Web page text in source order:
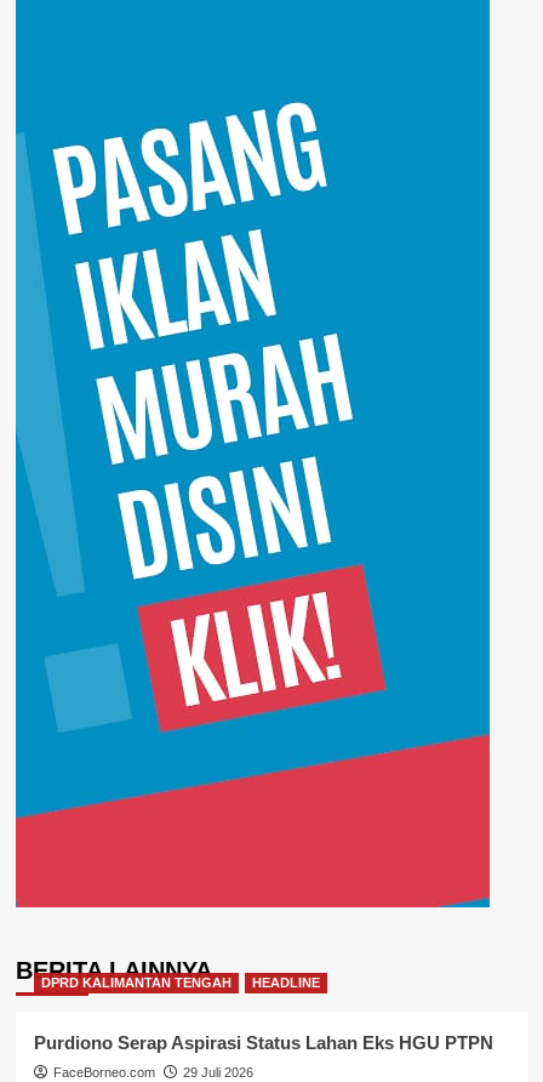
BERITA LAINNYA
DPRD KALIMANTAN TENGAH HEADLINE
Purdiono Serap Aspirasi Status Lahan Eks HGU PTPN
FaceBorneo.com 29 Juli 2026